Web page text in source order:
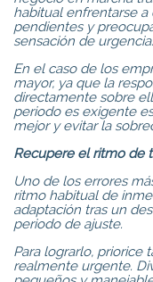
habitual enfrentarse
pendientes y
sensación de urgencia.
En el caso de los
mayor, ya que la
directamente sobre
periodo es exigente
mejor y evitar la
Recupere el ritmo de
Uno de los errores
ritmo habitual de
adaptación tras un
periodo de ajuste.
Para lograrlo, priorice
realmente urgente.